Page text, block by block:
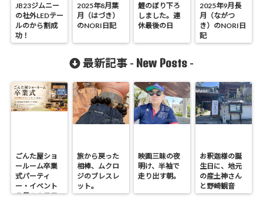
JB23ジムニー
の社外LEDテー
ルのから割成
功！
2025年8月葉
月（はづき）
のNORI日記
鯉のぼり下ろ
しました。連
休最後の日
2025年9月長
月（ながつ
き）のNORI日
記
最新記事 - New Posts -
ごんた屋ショ
ールーム卒業
式パーティ
ー・イベント
７月１９日日
旅から戻った
相棒、ムクロ
ジのブレスレ
ット。
映画三昧の夜
明け、半袖で
走り出す朝。
お釈迦様の誕
生日に、地元
の産土神さん
と野崎観音
へ。